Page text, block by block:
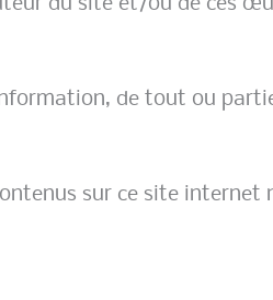
du site et/ou de ces
de tout ou
sur ce site internet